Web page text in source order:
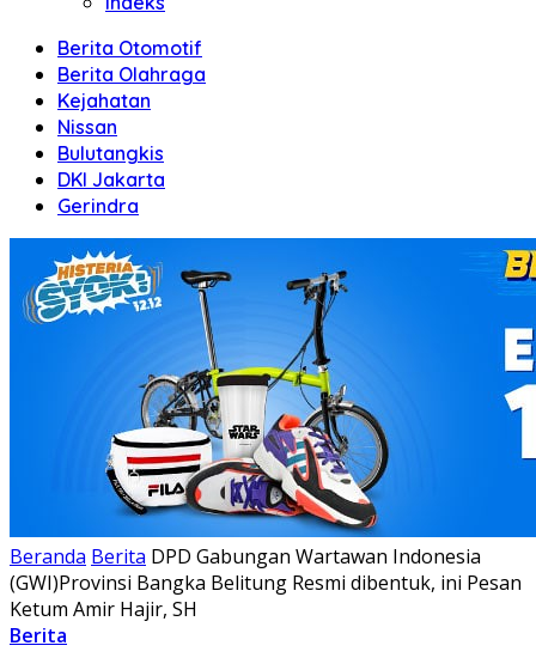
Berita Otomotif
Berita Olahraga
Kejahatan
Nissan
Bulutangkis
DKI Jakarta
Gerindra
Beranda Berita DPD Gabungan Wartawan Indonesia
(GWI)Provinsi Bangka Belitung Resmi dibentuk, ini Pesan
Ketum Amir Hajir, SH
Berita